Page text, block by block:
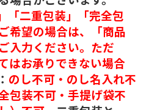
「二重包装」「完全包
希望の場合は、「商品
入力ください。ただ
はお承りできない場合
のし不可・のし名入れ不
包装不可・手提げ袋不